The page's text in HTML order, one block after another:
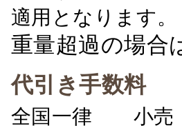
適用となります。
重量超過の場合
代引き手数料
全国一律 小売